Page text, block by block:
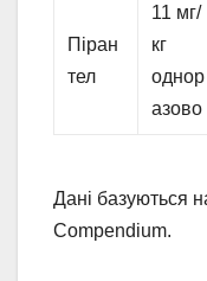
Піран
тел
11 мг/
кг
однор
азово
Дані базуються
Compendium.